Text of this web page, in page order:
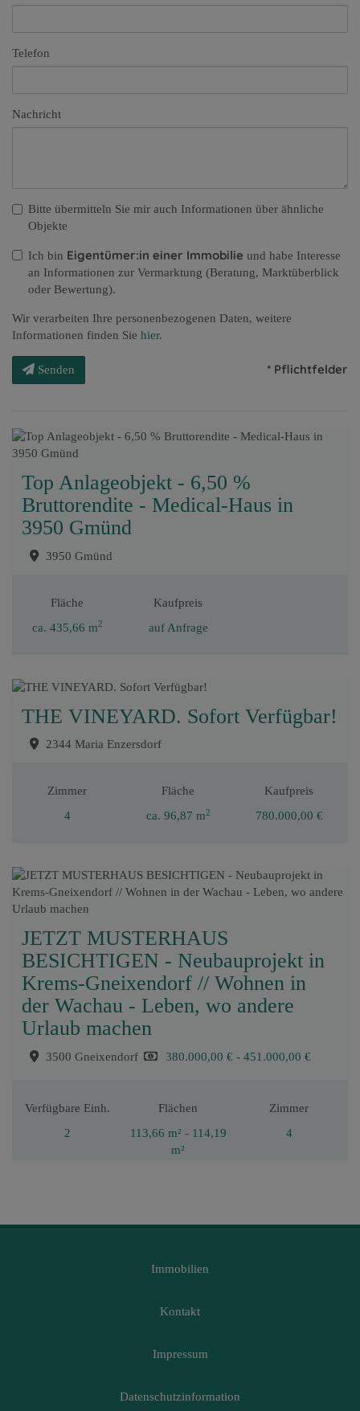
Telefon
Nachricht
Bitte übermitteln Sie mir auch Informationen über ähnliche
Objekte
Ich bin Eigentümer:in einer Immobilie und habe Interesse
an Informationen zur Vermarktung (Beratung, Marktüberblick
oder Bewertung).
Wir verarbeiten Ihre personenbezogenen Daten, weitere
Informationen finden Sie hier.
Senden * Pflichtfelder
Top Anlageobjekt - 6,50 %
Bruttorendite - Medical-Haus in
3950 Gmünd
3950 Gmünd
Fläche
ca. 435,66 m2
Kaufpreis
auf Anfrage
THE VINEYARD. Sofort Verfügbar!
2344 Maria Enzersdorf
Zimmer
4
Fläche
ca. 96,87 m2
Kaufpreis
780.000,00 €
JETZT MUSTERHAUS
BESICHTIGEN - Neubauprojekt in
Krems-Gneixendorf // Wohnen in
der Wachau - Leben, wo andere
Urlaub machen
3500 Gneixendorf 380.000,00 € - 451.000,00 €
Verfügbare Einh.
2
Flächen
113,66 m² - 114,19
m²
Zimmer
4
Immobilien
Kontakt
Impressum
Datenschutzinformation